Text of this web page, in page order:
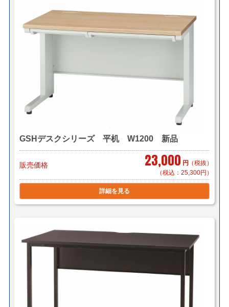
2台で￥5,500（自社便・軒先渡し）
2台で￥8,800（自社便・搬入作業付き/EV
＊階段作業・経路養生は別途見積もり致します。
法で送料を算出させて頂きます。
＊店頭引き渡し可能です。（要取り寄せ・来店予約）
GSHデスクシリーズ 平机 W1200 新品
販売価格 23,000 円 （税抜）
（税込：25,300円）
詳細を見る